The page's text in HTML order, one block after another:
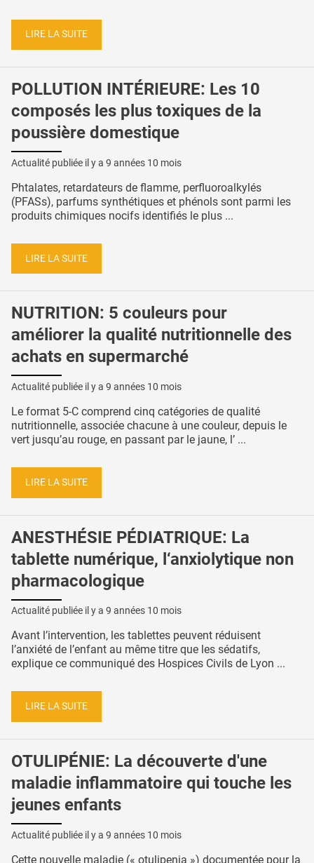
LIRE LA SUITE
POLLUTION INTÉRIEURE: Les 10
composés les plus toxiques de la
poussière domestique
Actualité publiée il y a 9 années 10 mois
Phtalates, retardateurs de flamme, perfluoroalkylés
(PFASs), parfums synthétiques et phénols sont parmi les
produits chimiques nocifs identifiés le plus ...
LIRE LA SUITE
NUTRITION: 5 couleurs pour
améliorer la qualité nutritionnelle des
achats en supermarché
Actualité publiée il y a 9 années 10 mois
Le format 5-C comprend cinq catégories de qualité
nutritionnelle, associée chacune à une couleur, depuis le
vert jusqu’au rouge, en passant par le jaune, l’ ...
LIRE LA SUITE
ANESTHÉSIE PÉDIATRIQUE: La
tablette numérique, l‘anxiolytique non
pharmacologique
Actualité publiée il y a 9 années 10 mois
Avant l’intervention, les tablettes peuvent réduisent
l’anxiété de l’enfant au même titre que les sédatifs,
explique ce communiqué des Hospices Civils de Lyon ...
LIRE LA SUITE
OTULIPÉNIE: La découverte d'une
maladie inflammatoire qui touche les
jeunes enfants
Actualité publiée il y a 9 années 10 mois
Cette nouvelle maladie (« otulipenia ») documentée pour la